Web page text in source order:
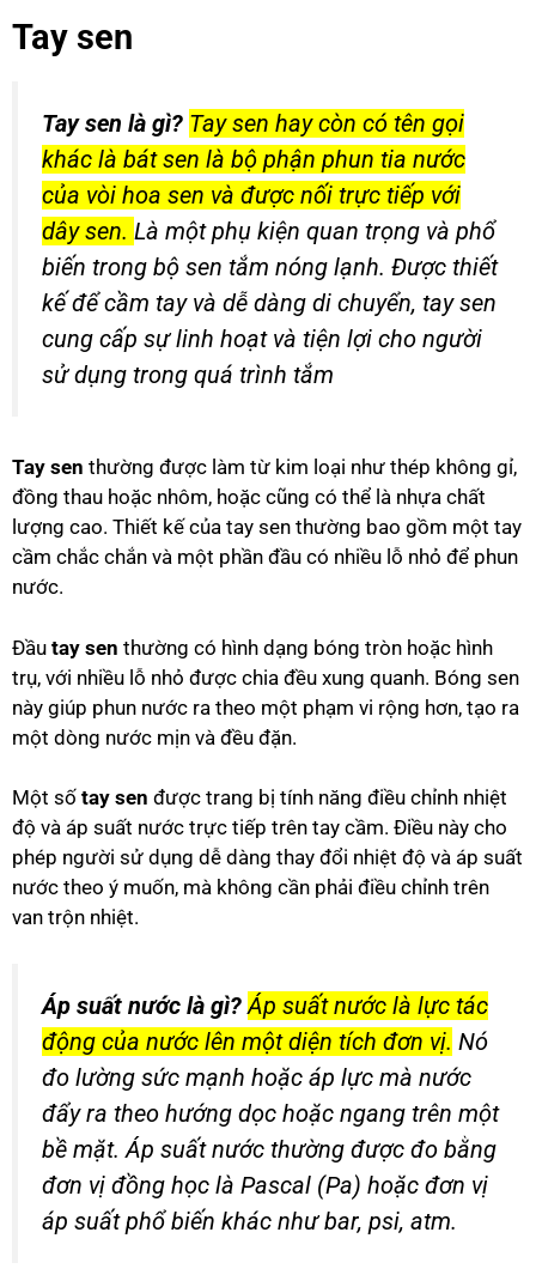
Tay sen
Tay sen là gì? Tay sen hay còn có tên gọi
khác là bát sen là bộ phận phun tia nước
của vòi hoa sen và được nối trực tiếp với
dây sen. Là một phụ kiện quan trọng và phổ
biến trong bộ sen tắm nóng lạnh. Được thiết
kế để cầm tay và dễ dàng di chuyển, tay sen
cung cấp sự linh hoạt và tiện lợi cho người
sử dụng trong quá trình tắm
Tay sen thường được làm từ kim loại như thép không gỉ,
đồng thau hoặc nhôm, hoặc cũng có thể là nhựa chất
lượng cao. Thiết kế của tay sen thường bao gồm một tay
cầm chắc chắn và một phần đầu có nhiều lỗ nhỏ để phun
nước.
Đầu tay sen thường có hình dạng bóng tròn hoặc hình
trụ, với nhiều lỗ nhỏ được chia đều xung quanh. Bóng sen
này giúp phun nước ra theo một phạm vi rộng hơn, tạo ra
một dòng nước mịn và đều đặn.
Một số tay sen được trang bị tính năng điều chỉnh nhiệt
độ và áp suất nước trực tiếp trên tay cầm. Điều này cho
phép người sử dụng dễ dàng thay đổi nhiệt độ và áp suất
nước theo ý muốn, mà không cần phải điều chỉnh trên
van trộn nhiệt.
Áp suất nước là gì? Áp suất nước là lực tác
động của nước lên một diện tích đơn vị. Nó
đo lường sức mạnh hoặc áp lực mà nước
đẩy ra theo hướng dọc hoặc ngang trên một
bề mặt. Áp suất nước thường được đo bằng
đơn vị đồng học là Pascal (Pa) hoặc đơn vị
áp suất phổ biến khác như bar, psi, atm.